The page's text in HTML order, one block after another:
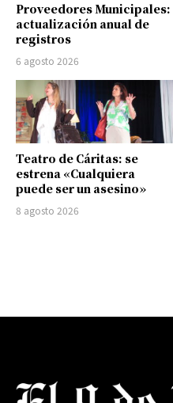
Proveedores Municipales:
actualización anual de
registros
6 agosto 2026
Teatro de Cáritas: se
estrena «Cualquiera
puede ser un asesino»
8 agosto 2026